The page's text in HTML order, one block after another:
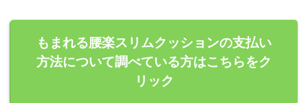
もまれる腰楽スリムクッションの支払い
方法について調べている方はこちらをク
リック